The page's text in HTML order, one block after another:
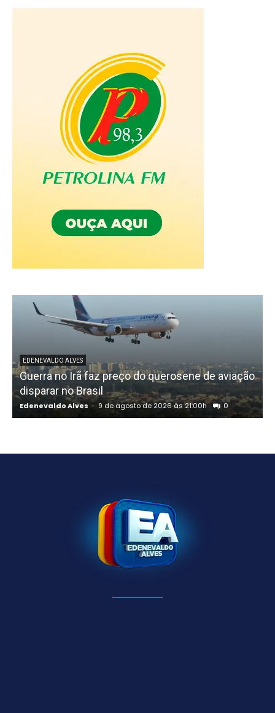
EDENEVALDO ALVES
Guerra no Irã faz preço do querosene de aviação
disparar no Brasil
Edenevaldo Alves - 9 de agosto de 2026 às 21:00h 0